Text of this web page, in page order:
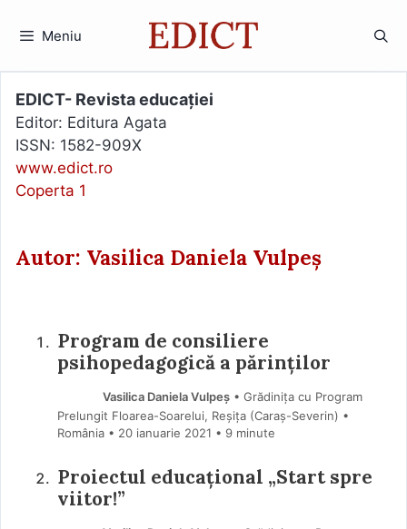
Meniu
EDICT- Revista educației
Editor: Editura Agata
ISSN: 1582-909X
www.edict.ro
Coperta 1
Autor: Vasilica Daniela Vulpeș
Program de consiliere
psihopedagogică a părinților
Vasilica Daniela Vulpeș• Grădinița cu Program
Prelungit Floarea-Soarelui, Reșița (Caraş-Severin) •
România
20 ianuarie 2021 • 9 minute
Proiectul educațional „Start spre
viitor!”